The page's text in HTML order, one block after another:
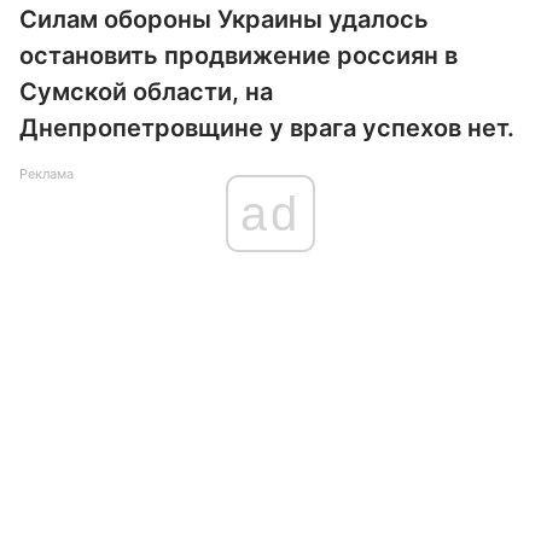
Силам обороны Украины удалось
остановить продвижение россиян в
Сумской области, на
Днепропетровщине у врага успехов нет.
Реклама
ad